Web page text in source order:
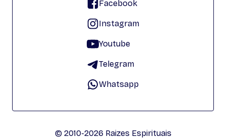
Facebook
Instagram
Youtube
Telegram
Whatsapp
© 2010-2026 Raizes Espirituais